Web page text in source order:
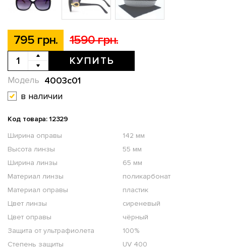
795 грн. 1590 грн.
КУПИТЬ
4003с01
Модель
в наличии
Код товара: 12329
Ширина оправы
142 мм
Высота линзы
55 мм
Ширина линзы
65 мм
Материал линзы
поликарбонат
Материал оправы
пластик
Цвет линзы
сиреневый
Цвет оправы
чёрный
Защита от ультрафиолета
100%
Степень защиты
UV 400